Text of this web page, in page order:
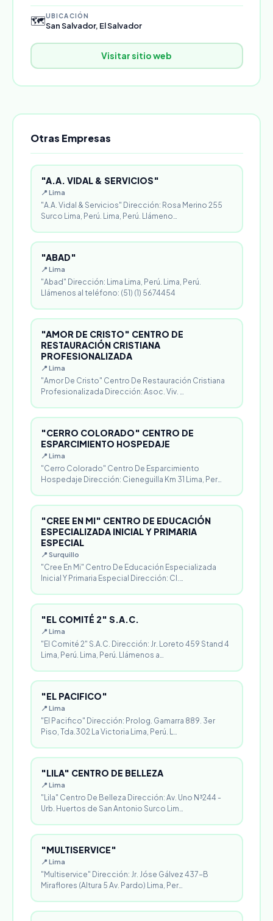
🗺️UBICACIÓN
San Salvador, El Salvador
Visitar sitio web
Otras Empresas
"A.A. VIDAL & SERVICIOS"
📍 Lima
"A.A. Vidal & Servicios" Dirección: Rosa Merino 255
Surco Lima, Perú. Lima, Perú. Llámeno…
"ABAD"
📍 Lima
"Abad" Dirección: Lima Lima, Perú. Lima, Perú.
Llámenos al teléfono: (51) (1) 5674454
"AMOR DE CRISTO" CENTRO DE
RESTAURACIÓN CRISTIANA
PROFESIONALIZADA
📍 Lima
"Amor De Cristo" Centro De Restauración Cristiana
Profesionalizada Dirección: Asoc. Viv. …
"CERRO COLORADO" CENTRO DE
ESPARCIMIENTO HOSPEDAJE
📍 Lima
"Cerro Colorado" Centro De Esparcimiento
Hospedaje Dirección: Cieneguilla Km 31 Lima, Per…
"CREE EN MI" CENTRO DE EDUCACIÓN
ESPECIALIZADA INICIAL Y PRIMARIA
ESPECIAL
📍 Surquillo
"Cree En Mi" Centro De Educación Especializada
Inicial Y Primaria Especial Dirección: Cl.…
"EL COMITÉ 2" S.A.C.
📍 Lima
"El Comité 2" S.A.C. Dirección: Jr. Loreto 459 Stand 4
Lima, Perú. Lima, Perú. Llámenos a…
"EL PACIFICO"
📍 Lima
"El Pacifico" Dirección: Prolog. Gamarra 889. 3er
Piso, Tda.302 La Victoria Lima, Perú. L…
"LILA" CENTRO DE BELLEZA
📍 Lima
"Lila" Centro De Belleza Dirección: Av. Uno N³244 -
Urb. Huertos de San Antonio Surco Lim…
"MULTISERVICE"
📍 Lima
"Multiservice" Dirección: Jr. Jóse Gálvez 437-B
Miraflores (Altura 5 Av. Pardo) Lima, Per…